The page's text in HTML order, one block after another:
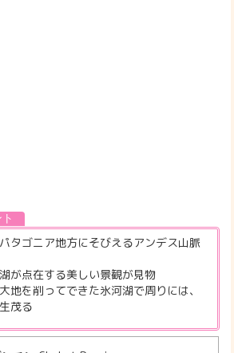
タゴニア地方にそびえるアンデス山脈
が点在する美しい景観が見物
地を削ってできた氷河湖で周りには、
茂る